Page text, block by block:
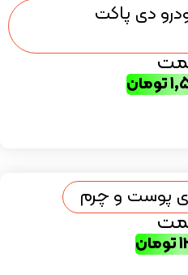
دی پاکت
تومان
پوست و چرم
تومان